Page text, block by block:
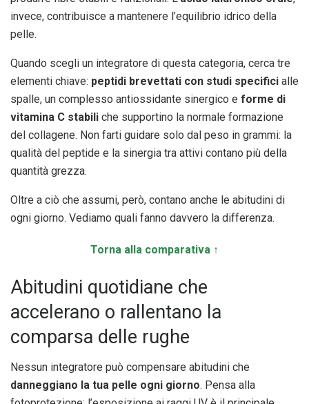
invece, contribuisce a mantenere l’equilibrio idrico della
pelle.
Quando scegli un integratore di questa categoria, cerca tre
elementi chiave: peptidi brevettati con studi specifici alle
spalle, un complesso antiossidante sinergico e forme di
vitamina C stabili che supportino la normale formazione
del collagene. Non farti guidare solo dal peso in grammi: la
qualità del peptide e la sinergia tra attivi contano più della
quantità grezza.
Oltre a ciò che assumi, però, contano anche le abitudini di
ogni giorno. Vediamo quali fanno davvero la differenza.
Torna alla comparativa ↑
Abitudini quotidiane che
accelerano o rallentano la
comparsa delle rughe
Nessun integratore può compensare abitudini che
danneggiano la tua pelle ogni giorno. Pensa alla